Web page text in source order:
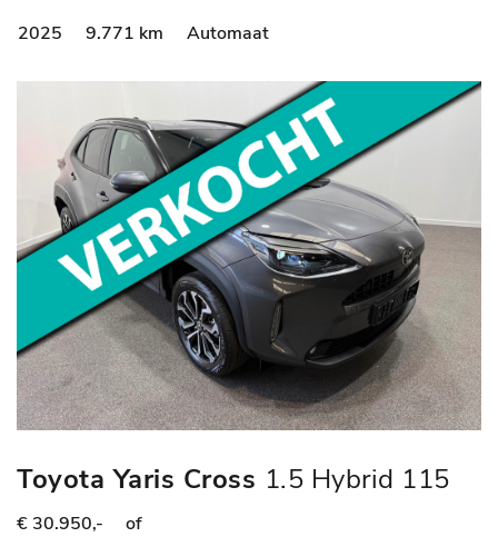
2025
9.771 km Automaat
Toyota Yaris Cross 1.5 Hybrid 115
Dynamic
€ 30.950,-
of